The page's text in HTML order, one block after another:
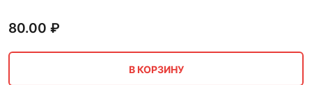
80.00 ₽
В КОРЗИНУ